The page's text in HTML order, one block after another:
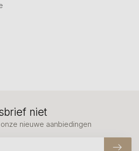
niet
nieuwe aanbiedingen